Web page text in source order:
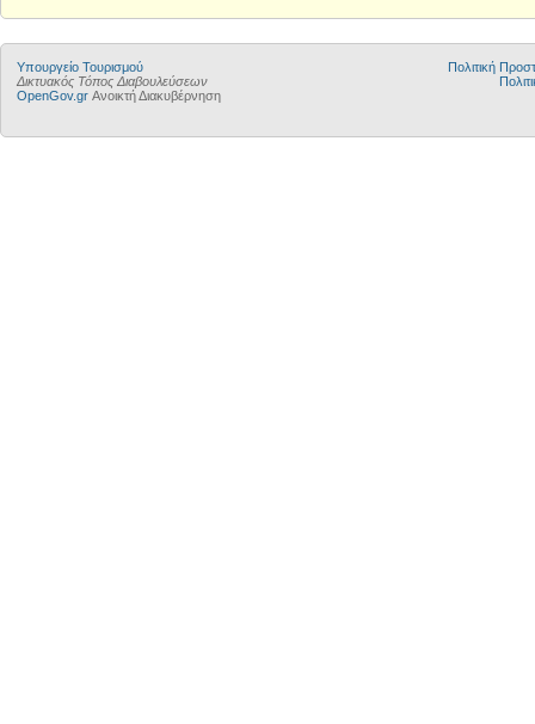
Υπουργείο Τουρισμού
Δικτυακός Τόπος Διαβουλεύσεων
OpenGov.gr Ανοικτή Διακυβέρνηση
Πολιτική